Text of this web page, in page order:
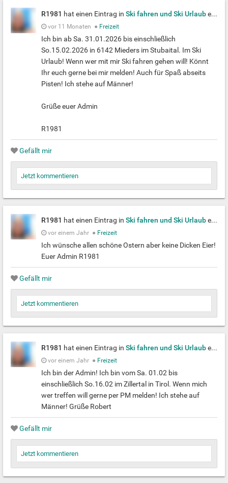
R1981 hat einen Eintrag in Ski fahren und Ski Urlauberstellt
vor 11 Monaten ● Freizeit
Ich bin ab Sa. 31.01.2026 bis einschließlich
So.15.02.2026 in 6142 Mieders im Stubaital. Im Ski
Urlaub! Wenn wer mit mir Ski fahren gehen will! Könnt
Ihr euch gerne bei mir melden! Auch für Spaß abseits
Pisten! Ich stehe auf Männer!
Grüße euer Admin
R1981
Gefällt mir
Jetzt kommentieren
R1981 hat einen Eintrag in Ski fahren und Ski Urlauberstellt
vor einem Jahr ● Freizeit
Ich wünsche allen schöne Ostern aber keine Dicken Eier!
Euer Admin R1981
Gefällt mir
Jetzt kommentieren
R1981 hat einen Eintrag in Ski fahren und Ski Urlauberstellt
vor einem Jahr ● Freizeit
Ich bin der Admin! Ich bin vom Sa. 01.02 bis
einschließlich So.16.02 im Zillertal in Tirol. Wenn mich
wer treffen will gerne per PM melden! Ich stehe auf
Männer! Grüße Robert
Gefällt mir
Jetzt kommentieren